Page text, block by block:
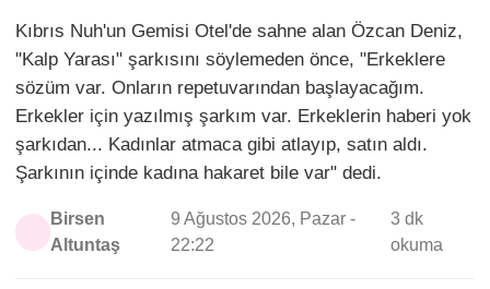
Kıbrıs Nuh'un Gemisi Otel'de sahne alan Özcan Deniz,
"Kalp Yarası" şarkısını söylemeden önce, "Erkeklere
sözüm var. Onların repetuvarından başlayacağım.
Erkekler için yazılmış şarkım var. Erkeklerin haberi yok
şarkıdan... Kadınlar atmaca gibi atlayıp, satın aldı.
Şarkının içinde kadına hakaret bile var" dedi.
Birsen
Altuntaş
9 Ağustos 2026, Pazar -
22:22
3 dk
okuma